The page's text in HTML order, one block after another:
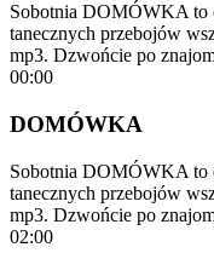
Sobotnia DOMÓWKA to
tanecznych przebojów
mp3. Dzwońcie po
00:00
DOMÓWKA
Sobotnia DOMÓWKA to
tanecznych przebojów
mp3. Dzwońcie po
02:00